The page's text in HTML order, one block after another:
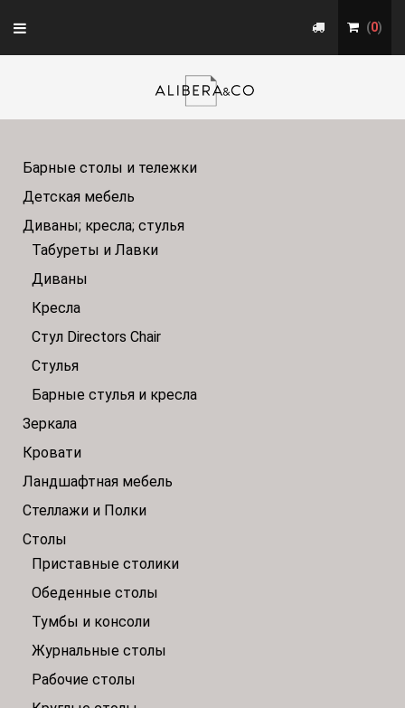
Toggle
navigation
(0)
Барные столы и тележки
Детская мебель
Диваны; кресла; стулья
Табуреты и Лавки
Диваны
Кресла
Стул Directors Chair
Стулья
Барные стулья и кресла
Зеркала
Кровати
Ландшафтная мебель
Стеллажи и Полки
Столы
Приставные столики
Обеденные столы
Тумбы и консоли
Журнальные столы
Рабочие столы